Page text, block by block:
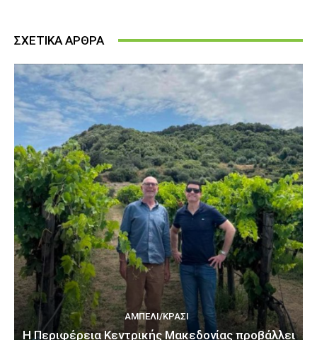
ΣΧΕΤΙΚΑ ΑΡΘΡΑ
ΑΜΠΈΛΙ/ΚΡΑΣΊ
H Περιφέρεια Κεντρικής Μακεδονίας προβάλλει